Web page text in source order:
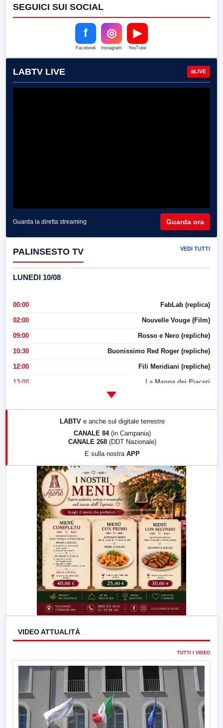
SEGUICI SUI SOCIAL
f
Facebook
◎
Instagram
▶
YouTube
LABTV LIVE LIVE
Guarda la diretta streaming Guarda ora
PALINSESTO TV VEDI TUTTI
LUNEDI 10/08
00:00 FabLab (replica)
02:00 Nouvelle Vouge (Film)
09:00 Rosso e Nero (repliche)
10:30 Buonissimo Red Roger (repliche)
12:00 Fili Meridiani (repliche)
13:00 La Mappa dei Piaceri
LabNews (replica)
LABTV e anche sul digitale terrestre
CANALE 84 (in Campania)
CANALE 268 (DDT Nazionale)
E sulla nostra APP
VIDEO ATTUALITÀ
TUTTI I VIDEO